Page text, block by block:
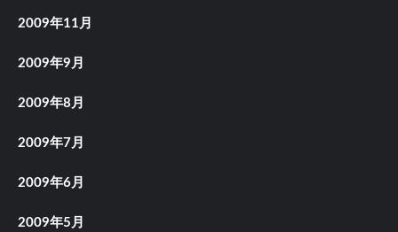
2009年11月
2009年9月
2009年8月
2009年7月
2009年6月
2009年5月